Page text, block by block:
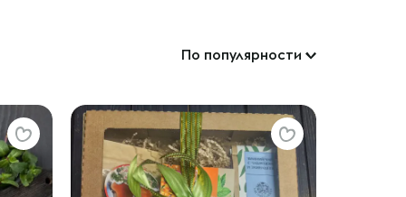
По популярности